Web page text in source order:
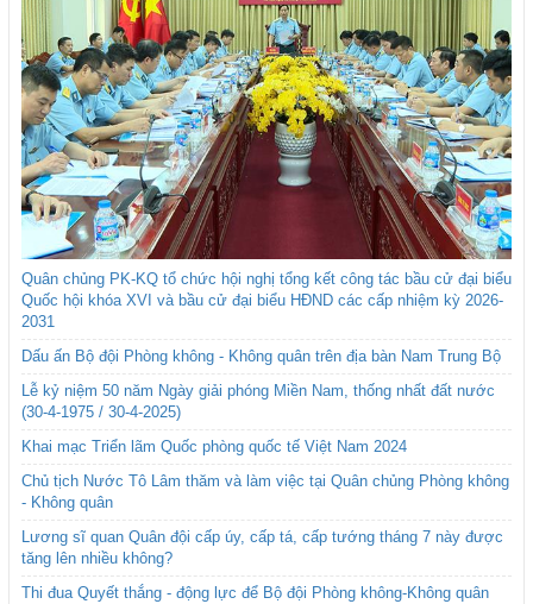
Quân chủng PK-KQ tổ chức hội nghị tổng kết công tác bầu cử đại biểu
Quốc hội khóa XVI và bầu cử đại biểu HĐND các cấp nhiệm kỳ 2026-
2031
Dấu ấn Bộ đội Phòng không - Không quân trên địa bàn Nam Trung Bộ
Lễ kỷ niệm 50 năm Ngày giải phóng Miền Nam, thống nhất đất nước
(30-4-1975 / 30-4-2025)
Khai mạc Triển lãm Quốc phòng quốc tế Việt Nam 2024
Chủ tịch Nước Tô Lâm thăm và làm việc tại Quân chủng Phòng không
- Không quân
Lương sĩ quan Quân đội cấp úy, cấp tá, cấp tướng tháng 7 này được
tăng lên nhiều không?
Thi đua Quyết thắng - động lực để Bộ đội Phòng không-Không quân